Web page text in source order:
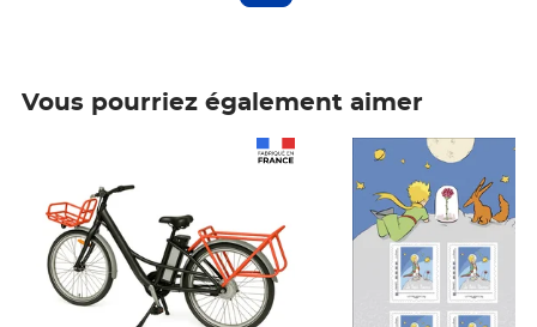
Vous pourriez également aimer
Prix 7,50€